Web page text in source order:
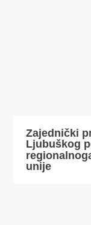
Zajednički
Ljubuškog
unije